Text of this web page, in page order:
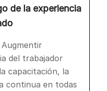
de la experiencia
del trabajador
capacitación, la
continua en todas